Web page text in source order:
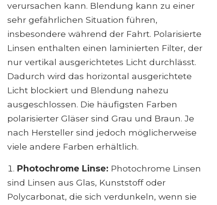
verursachen kann. Blendung kann zu einer
sehr gefährlichen Situation führen,
insbesondere während der Fahrt. Polarisierte
Linsen enthalten einen laminierten Filter, der
nur vertikal ausgerichtetes Licht durchlässt.
Dadurch wird das horizontal ausgerichtete
Licht blockiert und Blendung nahezu
ausgeschlossen. Die häufigsten Farben
polarisierter Gläser sind Grau und Braun. Je
nach Hersteller sind jedoch möglicherweise
viele andere Farben erhältlich.
Photochrome Linse: Photochrome Linsen
sind Linsen aus Glas, Kunststoff oder
Polycarbonat, die sich verdunkeln, wenn sie